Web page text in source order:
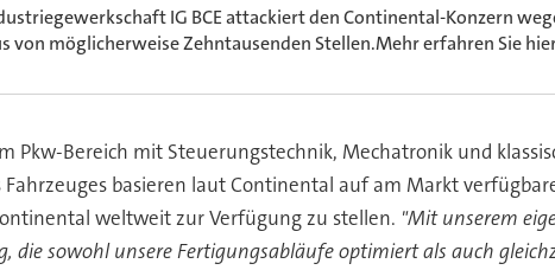
IG BCE attackiert den Continental-Konzern
von möglicherweise Zehntausenden Stellen.Mehr erfahren Sie
Pkw-Bereich mit Steuerungstechnik, Mechatronik und
basieren laut Continental auf am Markt
weltweit zur Verfügung zu stellen. "Mit unserem
sowohl unsere Fertigungsabläufe optimiert als auch